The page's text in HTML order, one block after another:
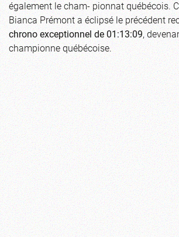
également le cham- pionnat québécois.
Bianca Prémont a éclipsé le précédent
chrono exceptionnel de 01:13:09,
championne québécoise.